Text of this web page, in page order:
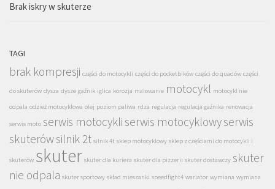
Brak iskry w skuterze
TAGI
brak kompresji części do motocykli części do pocketbików części do quadów części
do skuterów dysza dysze gaźnik iglica korozja malowanie motocykl motocykl nie
odpala odzież motocyklowa olej poziom paliwa rdza regulacja regulacja gaźnika renowacja
serwis moto serwis motocykliserwis motocyklowyserwis
skuterówsilnik 2t silnik 4t sklep motocyklowy sklep z częściami do motocykli i
skuterów skuter skuter dla kuriera skuter dla pizzerii skuter dostawczy skuter
nie odpala skuter sportowy skład mieszanki speedfight4 wariator wymiana wymiana